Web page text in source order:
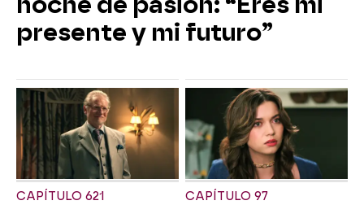
presente y mi futuro”
CAPÍTULO 621 CAPÍTULO 97